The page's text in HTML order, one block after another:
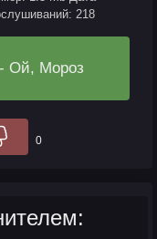
218
Ой, Мороз
0